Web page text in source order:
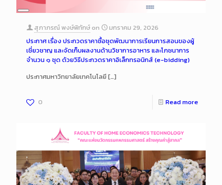
Long
Description
สุภาภรณ์ พงษ์พิทักษ์ on
มกราคม 29, 2026
ประกาศ เรื่อง ประกวดราคาซื้อชุดพัฒนาการเรียนการสอนของผู้
เชี่ยวชาญ และจัดเก็บผลงานด้านวิชาการอาหาร และโภชนาการ
จำนวน ๑ ชุด ด้วยวิธีประกวดราคาอิเล็กทรอนิกส์ (e-bidding)
ประกาศมหาวิทยาลัยเทคโนโลยี […]
0 Read more